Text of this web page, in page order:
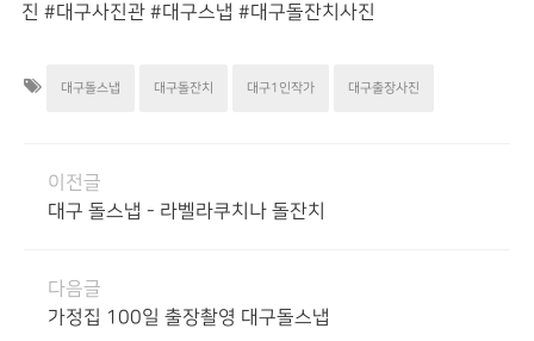
진 #대구사진관 #대구스냅 #대구돌잔치사진
대구돌스냅 대구돌잔치 대구1인작가 대구출장사진
이전글
대구 돌스냅 - 라벨라쿠치나 돌잔치
다음글
가정집 100일 출장촬영 대구돌스냅